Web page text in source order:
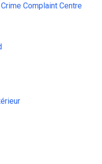
Complaint Centre